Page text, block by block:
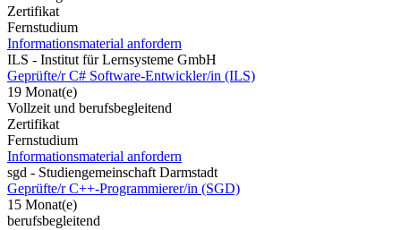
Zertifikat
Fernstudium
Informationsmaterial anfordern
ILS - Institut für Lernsysteme GmbH
Geprüfte/r C# Software-Entwickler/in (ILS)
19 Monat(e)
Vollzeit und berufsbegleitend
Zertifikat
Fernstudium
Informationsmaterial anfordern
sgd - Studiengemeinschaft Darmstadt
Geprüfte/r C++-Programmierer/in (SGD)
15 Monat(e)
berufsbegleitend